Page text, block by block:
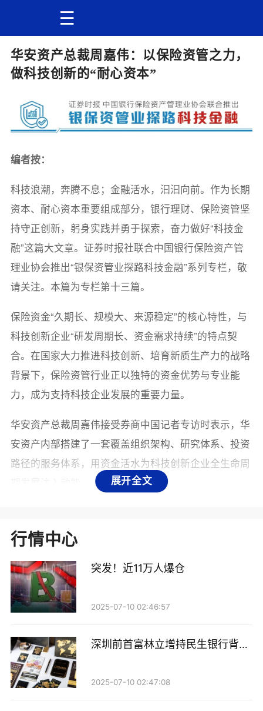
华安资产总裁周嘉伟：以保险资管之力，
做科技创新的“耐心资本”
展开全文
编者按：
科技浪潮，奔腾不息；金融活水，汩汩向前。作为长期
资本、耐心资本重要组成部分，银行理财、保险资管坚
持守正创新，躬身实践并勇于探索，奋力做好“科技金
融”这篇大文章。证券时报社联合中国银行保险资产管
理业协会推出“银保资管业探路科技金融”系列专栏，敬
请关注。本篇为专栏第十三篇。
保险资金“久期长、规模大、来源稳定”的核心特性，与
科技创新企业“研发周期长、资金需求持续”的特点契
合。在国家大力推进科技创新、培育新质生产力的战略
背景下，保险资管行业正以独特的资金优势与专业能
力，成为支持科技企业发展的重要力量。
华安资产总裁周嘉伟接受券商中国记者专访时表示，华
安资产内部搭建了一套覆盖组织架构、研究体系、投资
路径的服务体系，用资金活水为科技创新企业全生命周
据了解，华安资产所搭建这套覆盖组织架构、研究体
系、投资路径的立体化服务框架，让保险资金精准对接
科技企业需求。
在组织架构上，华安资产投行事业部整合原有分部，以
确将科技与高端制造、新能源等领域列为重点开拓方
向，通过资源集中化配置，确保科技金融业务的专业化
推进。
行情中心
突发！近11万人爆仓
2025-07-10 02:46:57
深圳前首富林立增持民生银行背后
2025-07-10 02:47:08